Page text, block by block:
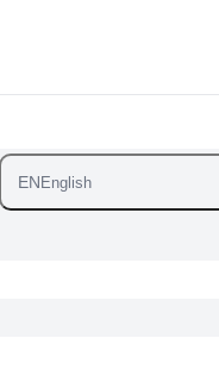
ENEnglish